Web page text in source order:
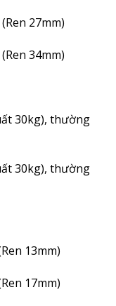
27mm)
34mm)
30kg), thường
30kg), thường
13mm)
17mm)